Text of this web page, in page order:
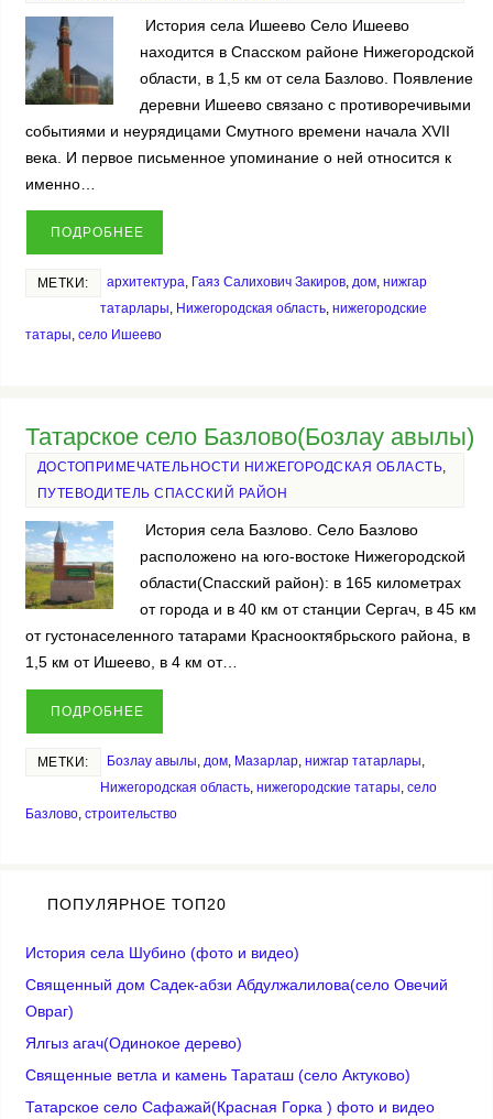
История села Ишеево Село Ишеево
находится в Спасском районе Нижегородской
области, в 1,5 км от села Базлово. Появление
деревни Ишеево связано с противоречивыми
событиями и неурядицами Смутного времени начала XVII
века. И первое письменное упоминание о ней относится к
именно…
ПОДРОБНЕЕ
МЕТКИ: архитектура, Гаяз Салихович Закиров, дом, нижгар
татарлары, Нижегородская область, нижегородские
татары, село Ишеево
Татарское село Базлово(Бозлау авылы)
ДОСТОПРИМЕЧАТЕЛЬНОСТИ НИЖЕГОРОДСКАЯ ОБЛАСТЬ,
ПУТЕВОДИТЕЛЬ СПАССКИЙ РАЙОН
История села Базлово. Село Базлово
расположено на юго-востоке Нижегородской
области(Спасский район): в 165 километрах
от города и в 40 км от станции Сергач, в 45 км
от густонаселенного татарами Краснооктябрьского района, в
1,5 км от Ишеево, в 4 км от…
ПОДРОБНЕЕ
МЕТКИ: Бозлау авылы, дом, Мазарлар, нижгар татарлары,
Нижегородская область, нижегородские татары, село
Базлово, строительство
ПОПУЛЯРНОЕ ТОП20
История села Шубино (фото и видео)
Священный дом Садек-абзи Абдулжалилова(село Овечий
Овраг)
Ялгыз агач(Одинокое дерево)
Cвященные ветла и камень Тараташ (село Актуково)
Татарское село Сафажай(Красная Горка ) фото и видео